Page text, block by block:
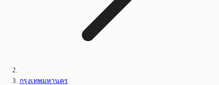
กรุงเทพมหานคร